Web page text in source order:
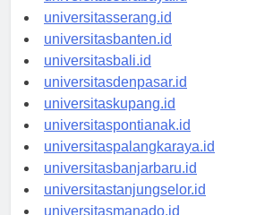
universitassurabaya.id
universitasserang.id
universitasbanten.id
universitasbali.id
universitasdenpasar.id
universitaskupang.id
universitaspontianak.id
universitaspalangkaraya.id
universitasbanjarbaru.id
universitastanjungselor.id